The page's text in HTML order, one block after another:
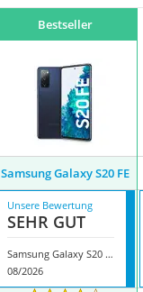
Bestseller
Samsung Galaxy S20 FE
Unsere Bewertung
SEHR GUT
Samsung Galaxy S20 FE
08/2026